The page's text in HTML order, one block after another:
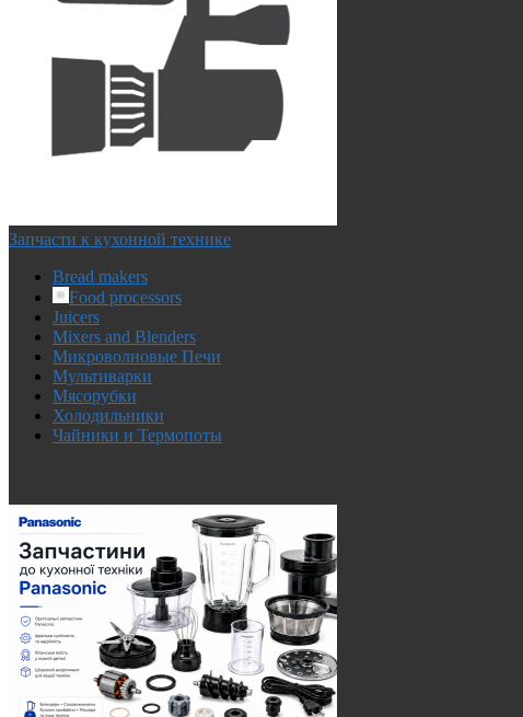
Запчасти к кухонной технике
Bread makers
Food processors
Juicers
Mixers and Blenders
Микроволновые Печи
Мультиварки
Мясорубки
Холодильники
Чайники и Термопоты